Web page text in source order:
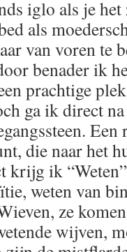
iglo als je
als
van voren te
benader ik
prachtige
ga ik direct
Een
die naar het
krijg ik
weten van
ze
wijven,